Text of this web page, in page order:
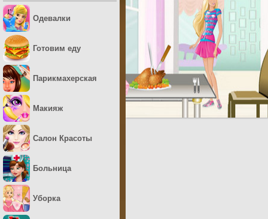
Одевалки
Готовим еду
Парикмахерская
Макияж
Салон Красоты
Больница
Уборка